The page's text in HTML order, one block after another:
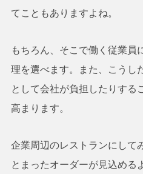
てこともありますよね。
もちろん、そこで働く従業員
理を選べます。また、こうし
として会社が負担したりする
高まります。
企業周辺のレストランにして
とまったオーダーが見込める